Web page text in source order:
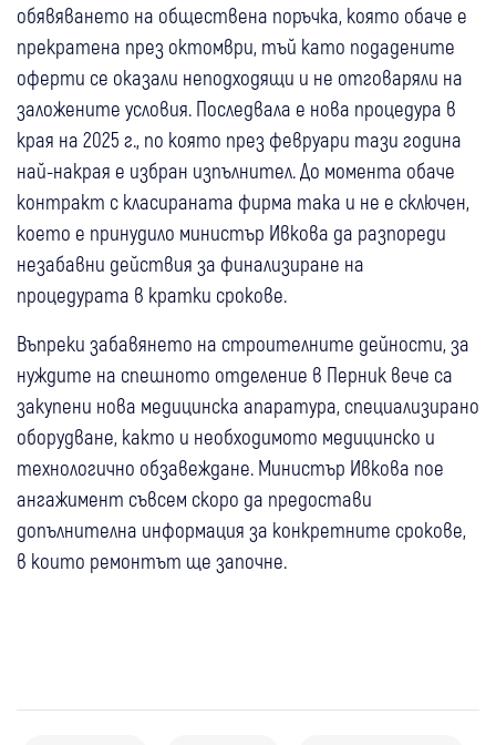
обявяването на обществена поръчка, която обаче е
прекратена през октомври, тъй като подадените
оферти се оказали неподходящи и не отговаряли на
заложените условия. Последвала е нова процедура в
края на 2025 г., по която през февруари тази година
най-накрая е избран изпълнител. До момента обаче
контракт с класираната фирма така и не е сключен,
което е принудило министър Ивкова да разпореди
незабавни действия за финализиране на
процедурата в кратки срокове.
Въпреки забавянето на строителните дейности, за
нуждите на спешното отделение в Перник вече са
закупени нова медицинска апаратура, специализирано
оборудване, както и необходимото медицинско и
технологично обзавеждане. Министър Ивкова пое
ангажимент съвсем скоро да предостави
допълнителна информация за конкретните срокове,
в които ремонтът ще започне.